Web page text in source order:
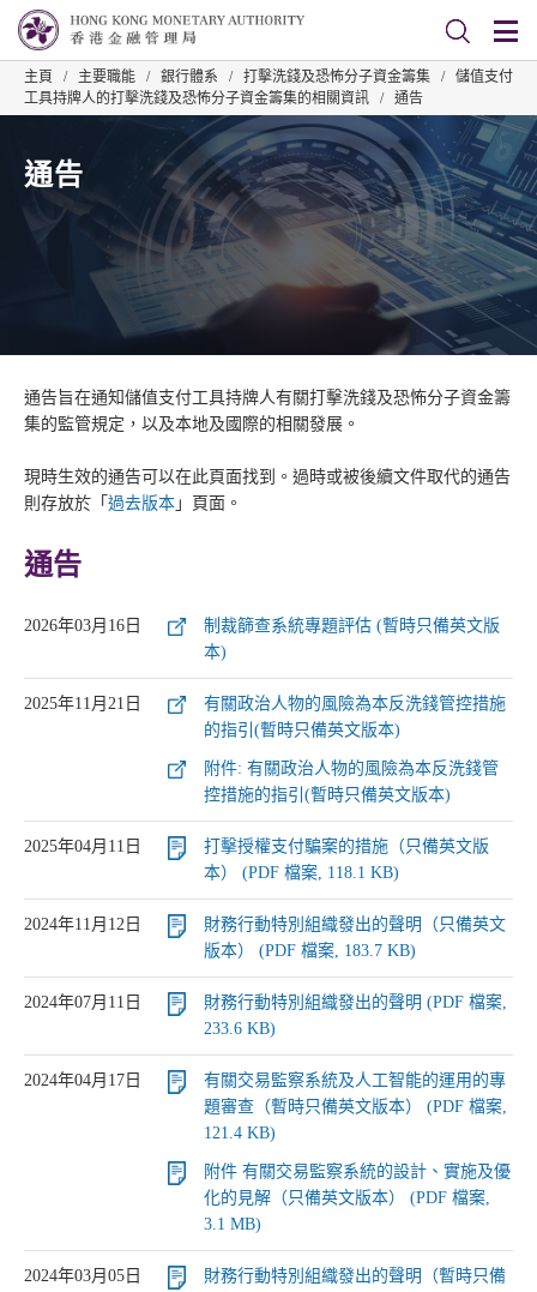
主頁 / 主要職能 / 銀行體系 / 打擊洗錢及恐怖分子資金籌集 /
儲值支付
工具持牌人的打擊洗錢及恐怖分子資金籌集的相關資訊
/ 通告
通告
通告旨在通知儲值支付工具持牌人有關打擊洗錢及恐怖分子資金籌
集的監管規定，以及本地及國際的相關發展。
現時生效的通告可以在此頁面找到。過時或被後續文件取代的通告
則存放於「 過去版本 」頁面。
通告
2026年03月16日
制裁篩查系統專題評估 (暫時只備英文版
本)
2025年11月21日
有關政治人物的風險為本反洗錢管控措施
的指引(暫時只備英文版本)
附件: 有關政治人物的風險為本反洗錢管
控措施的指引(暫時只備英文版本)
2025年04月11日
打擊授權支付騙案的措施（只備英文版
本） (PDF 檔案, 118.1 KB)
2024年11月12日
財務行動特別組織發出的聲明（只備英文
版本） (PDF 檔案, 183.7 KB)
2024年07月11日
財務行動特別組織發出的聲明 (PDF 檔案,
233.6 KB)
2024年04月17日
有關交易監察系統及人工智能的運用的專
題審查（暫時只備英文版本） (PDF 檔案,
121.4 KB)
附件 有關交易監察系統的設計、實施及優
化的見解（只備英文版本） (PDF 檔案,
3.1 MB)
2024年03月05日
財務行動特別組織發出的聲明（暫時只備